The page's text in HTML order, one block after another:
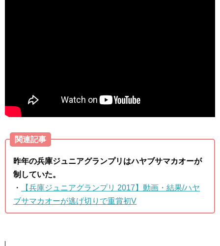
関連記事
昨年の兵庫ジュニアグランプリはハヤブサマカオーが
制していた。
・
【兵庫ジュニアグランプリ 2017】動画・結果/ハヤ
ブサマカオーが逃げ切りで重賞初V